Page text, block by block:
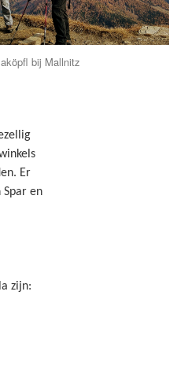
bij Mallnitz
Er
Spar en
zijn: